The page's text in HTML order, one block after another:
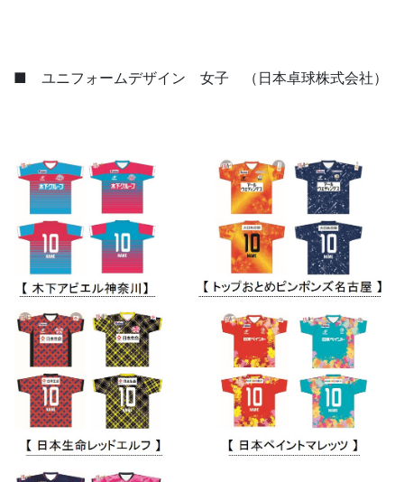
■ ユニフォームデザイン 女子 （日本卓球株式会社）